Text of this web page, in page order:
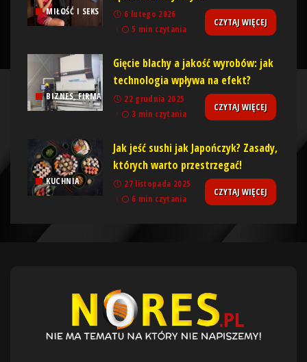
MIŁOŚĆ I SEKS
6 lutego 2026
5 min czytania
CZYTAJ WIĘCEJ
BIZNES, FIRMA
Gięcie blachy a jakość wyrobów: jak
technologia wpływa na efekt?
22 grudnia 2025
3 min czytania
CZYTAJ WIĘCEJ
KUCHNIA
Jak jeść sushi jak Japończyk? Zasady,
których warto przestrzegać!
27 listopada 2025
6 min czytania
CZYTAJ WIĘCEJ